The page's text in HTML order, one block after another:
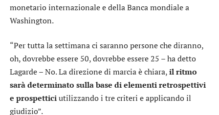
monetario internazionale e della Banca mondiale a
Washington.
“Per tutta la settimana ci saranno persone che diranno,
oh, dovrebbe essere 50, dovrebbe essere 25 – ha detto
Lagarde – No. La direzione di marcia è chiara,il ritmo
sarà determinato sulla base di elementi retrospettivi
e prospetticiutilizzando i tre criteri e applicando il
giudizio”.